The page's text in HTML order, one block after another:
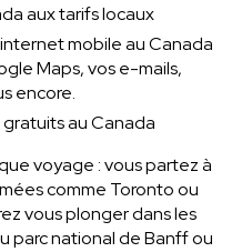
aux tarifs locaux
mobile au Canada
Maps, vos e-mails,
encore.
au Canada
voyage : vous partez à
comme Toronto ou
vous plonger dans les
parc national de Banff ou